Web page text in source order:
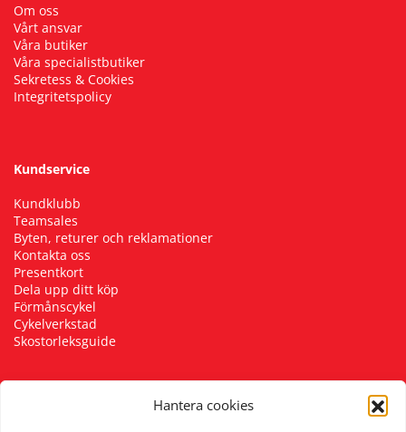
Hantera cookies
Om oss
Vårt ansvar
Våra butiker
Våra specialistbutiker
Sekretess & Cookies
Integritetspolicy
Kundservice
Kundklubb
Teamsales
Byten, returer och reklamationer
Kontakta oss
Presentkort
Dela upp ditt köp
Förmånscykel
Cykelverkstad
Skostorleksguide